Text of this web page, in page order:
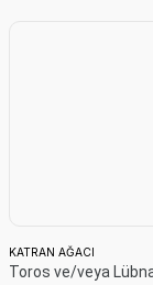
KATRAN AĞACI
Toros ve/veya